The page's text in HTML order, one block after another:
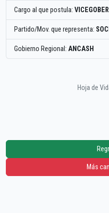
Cargo al que postula:
Partido/Mov. que representa:
Gobierno Regional: ANCASH
Hoja de
Más